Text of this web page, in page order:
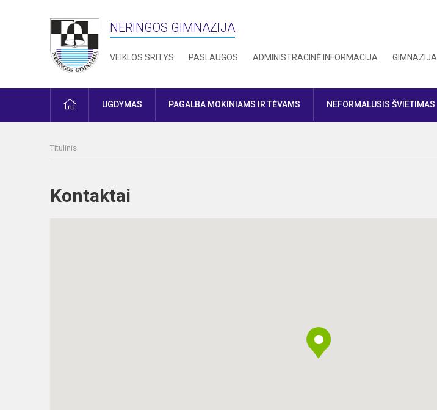
NERINGOS GIMNAZIJA
VEIKLOS SRITYS PASLAUGOS ADMINISTRACINĖ INFORMACIJA GIMNAZIJA
PRADŽIAUGDYMAS PAGALBA MOKINIAMS IR TĖVAMS NEFORMALUSIS ŠVIETIMAS
Titulinis
Kontaktai